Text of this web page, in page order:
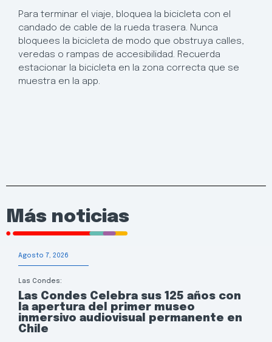
Para terminar el viaje, bloquea la bicicleta con el
candado de cable de la rueda trasera. Nunca
bloquees la bicicleta de modo que obstruya calles,
veredas o rampas de accesibilidad. Recuerda
estacionar la bicicleta en la zona correcta que se
muestra en la app.
Más noticias
Agosto 7, 2026
Las Condes:
Las Condes Celebra sus 125 años con
la apertura del primer museo
inmersivo audiovisual permanente en
Chile